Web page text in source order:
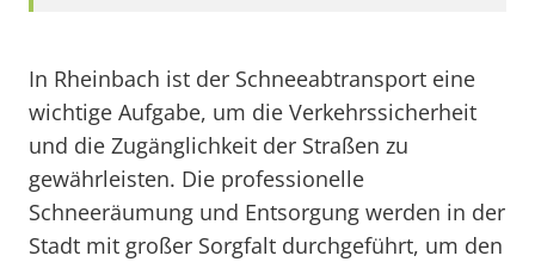
In Rheinbach ist der Schneeabtransport eine
wichtige Aufgabe, um die Verkehrssicherheit
und die Zugänglichkeit der Straßen zu
gewährleisten. Die professionelle
Schneeräumung und Entsorgung werden in der
Stadt mit großer Sorgfalt durchgeführt, um den